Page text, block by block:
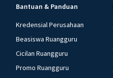
Bantuan & Panduan
Kredensial Perusahaan
Beasiswa Ruangguru
Cicilan Ruangguru
Promo Ruangguru